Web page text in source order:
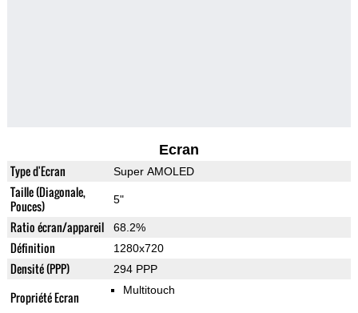
Ecran
Type d'Ecran Super AMOLED
Taille (Diagonale,
Pouces)
5"
Ratio écran/appareil 68.2%
Définition 1280x720
Densité (PPP) 294 PPP
Propriété Ecran Multitouch